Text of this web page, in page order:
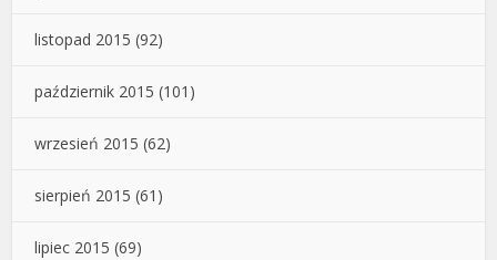
listopad 2015 (92)
październik 2015 (101)
wrzesień 2015 (62)
sierpień 2015 (61)
lipiec 2015 (69)